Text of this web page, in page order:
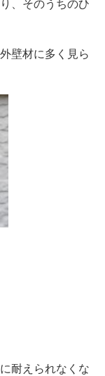
、そのうちのひ
壁材に多く見ら
耐えられなくな